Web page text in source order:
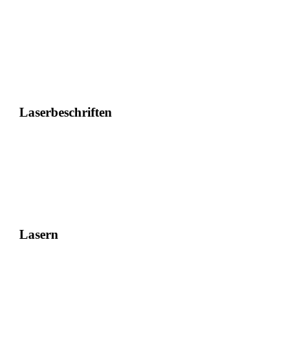
Laserbeschriften
Lasern